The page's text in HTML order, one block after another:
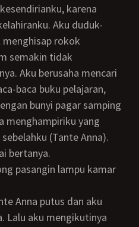
Aku duduk-
rokok
semakin tidak
Aku berusaha mencari
baca buku pelajaran,
bunyi pagar samping
menghampiriku yang
(Tante Anna).
bertanya.
Lalu aku mengikutinya